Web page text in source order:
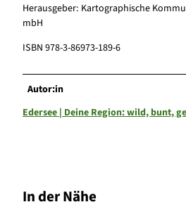
Herausgeber: Kartographische
mbH
ISBN 978-3-86973-189-6
Autor:in
Edersee | Deine Region: wild, bunt,
In der Nähe